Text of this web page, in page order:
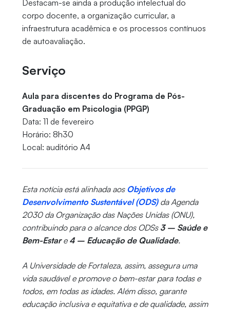
Destacam-se ainda a produção intelectual do
corpo docente, a organização curricular, a
infraestrutura acadêmica e os processos contínuos
de autoavaliação.
Serviço
Aula para discentes do Programa de Pós-
Graduação em Psicologia (PPGP)
Data: 11 de fevereiro
Horário: 8h30
Local: auditório A4
Esta notícia está alinhada aos Objetivos de
Desenvolvimento Sustentável (ODS)da Agenda
2030 da Organização das Nações Unidas (ONU),
contribuindo para o alcance dos ODSs 3 – Saúde e
Bem-Estare 4 – Educação de Qualidade.
A Universidade de Fortaleza, assim, assegura uma
vida saudável e promove o bem-estar para todas e
todos, em todas as idades. Além disso, garante
educação inclusiva e equitativa e de qualidade, assim